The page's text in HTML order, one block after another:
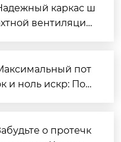
объекта в Казах
каркас ш
вентиляции:
пот
и ноль искр: Пош
вентиляци
о протечк